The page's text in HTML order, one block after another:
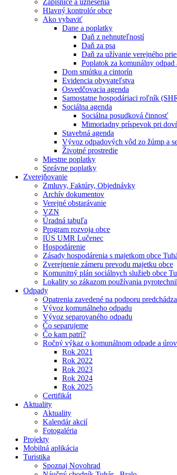
Zápisnice a uznesenia
Hlavný kontrolór obce
Ako vybaviť
Dane a poplatky
Daň z nehnuteľností
Daň za psa
Daň za užívanie verejného
Poplatok za komunálny odpad
Dom smútku a cintorín
Evidencia obyvateľstva
Osvedčovacia agenda
Samostatne hospodáriaci roľník
Sociálna agenda
Sociálna posudková činnosť
Mimoriadny príspevok pri
Stavebná agenda
Vývoz odpadových vôd zo žúmp a
Životné prostredie
Miestne poplatky
Správne poplatky
Zverejňovanie
Zmluvy, Faktúry, Objednávky
Archív dokumentov
Verejné obstarávanie
VZN
Úradná tabuľa
Program rozvoja obce
IÚS UMR Lučenec
Hospodárenie
Zásady hospodárenia s majetkom obce
Zverejnenie zámeru prevodu majetku obce
Komunitný plán sociálnych služieb obce
Lokality so zákazom používania
Odpady
Opatrenia zavedené na podporu
Vývoz komunálneho odpadu
Vývoz separovaného odpadu
Čo separujeme
Čo kam patrí?
Ročný výkaz o komunálnom odpade a
Rok 2021
Rok 2022
Rok 2023
Rok 2024
Rok 2025
Certifikát
Aktuality
Aktuality
Kalendár akcií
Fotogaléria
Projekty
Mobilná aplikácia
Turistika
Spoznaj Novohrad